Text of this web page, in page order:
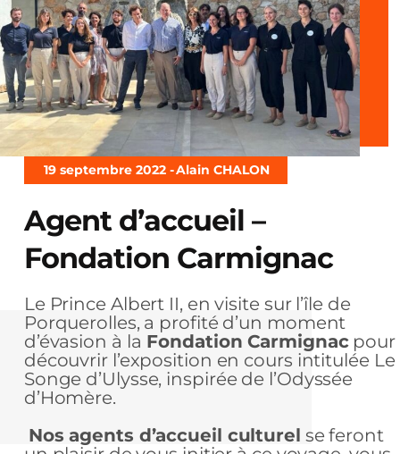
19 septembre 2022 -Alain CHALON
Agent d’accueil –
Fondation Carmignac
Le Prince Albert II, en visite sur l’île de
Porquerolles, a profité d’un moment
d’évasion à la Fondation Carmignacpour
découvrir l’exposition en cours intitulée Le
Songe d’Ulysse, inspirée de l’Odyssée
d’Homère.
Nos agents d’accueil culturel se feront